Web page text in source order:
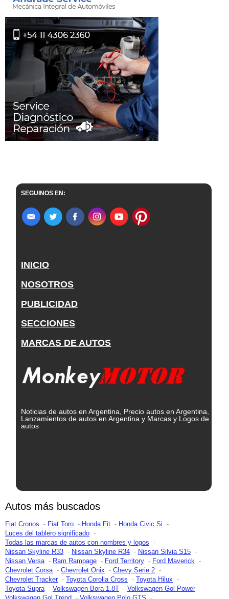
SEGUINOS EN:
INICIO
NOSOTROS
PUBLICIDAD
SECCIONES
MARCAS DE AUTOS
Noticias de autos en Argentina, Precio autos en Argentina,
Lanzamientos de autos en Argentina y Marcas y Logos de
autos
Autos más buscados
Fiat Cronos Fiat Toro Honda Fit
Honda Civic Si
Luces del tablero significado
Todas las marcas de autos con nombres y logos
Nissan Skyline R33
Nissan Skyline R34
Nissan Silvia S15
Nissan Versa
Ram Rampage Ford Territory
Ford Maverick
Chevrolet Corsa
Chevrolet Onix
Chevy Serie 2
Chevrolet Tracker
Toyota Corolla Cross
Toyota Hilux
Toyota Supra
Volkswagen Bora 1.8T
Volkswagen Gol Power